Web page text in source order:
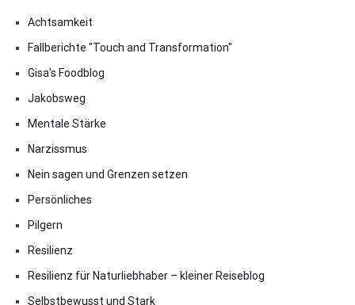
Achtsamkeit
Fallberichte "Touch and Transformation"
Gisa's Foodblog
Jakobsweg
Mentale Stärke
Narzissmus
Nein sagen und Grenzen setzen
Persönliches
Pilgern
Resilienz
Resilienz für Naturliebhaber – kleiner Reiseblog
Selbstbewusst und Stark